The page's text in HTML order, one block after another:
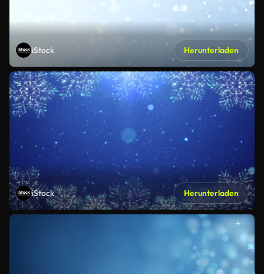
iStock Herunterladen
iStock Herunterladen